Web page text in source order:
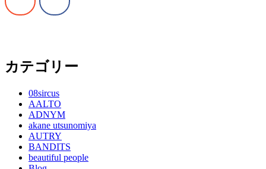
カテゴリー
08sircus
AALTO
ADNYM
akane utsunomiya
AUTRY
BANDITS
beautiful people